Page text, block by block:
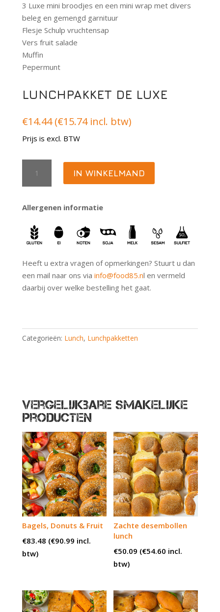
3 Luxe mini broodjes en een mini wrap met divers
beleg en gemengd garnituur
Flesje Schulp vruchtensap
Vers fruit salade
Muffin
Pepermunt
LUNCHPAKKET DE LUXE
€14.44 (€15.74incl. btw)
Prijs is excl. BTW
Luxe
IN WINKELMAND
Allergenen informatie
Heeft u extra vragen of opmerkingen? Stuurt u dan
een mail naar ons via info@food85.nl en vermeld
daarbij over welke bestelling het gaat.
Categorieën: Lunch, Lunchpakketten
Vergelijkbare smakelijke
producten
Bagels, Donuts & Fruit
€83.48 (€90.99 incl.
btw)
Zachte desembollen
lunch
€50.09 (€54.60 incl.
btw)